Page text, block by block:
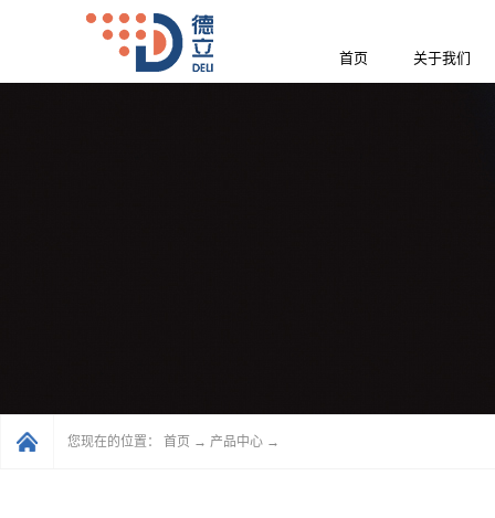
首页 关于我们
您现在的位置： 首页 → 产品中心 →